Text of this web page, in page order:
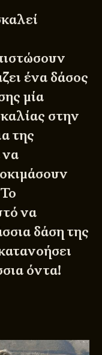
ένα δάσος
μία
στην
της
να
να
δάση της
όντα!